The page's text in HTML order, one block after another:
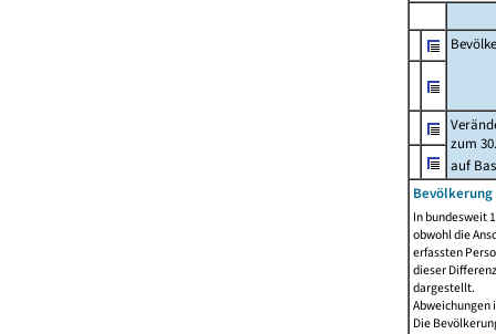
zum
auf
Bevölkerung
In bundesweit
obwohl die
erfassten
dieser
dargestellt.
Abweichungen
Die